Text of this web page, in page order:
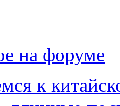
на форуме
к